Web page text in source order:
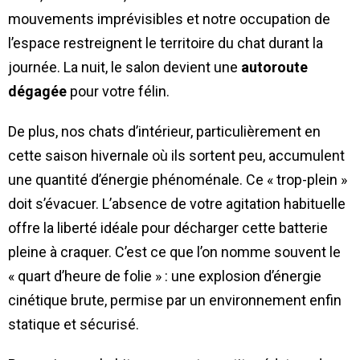
mouvements imprévisibles et notre occupation de
l’espace restreignent le territoire du chat durant la
journée. La nuit, le salon devient une autoroute
dégagée pour votre félin.
De plus, nos chats d’intérieur, particulièrement en
cette saison hivernale où ils sortent peu, accumulent
une quantité d’énergie phénoménale. Ce « trop-plein »
doit s’évacuer. L’absence de votre agitation habituelle
offre la liberté idéale pour décharger cette batterie
pleine à craquer. C’est ce que l’on nomme souvent le
« quart d’heure de folie » : une explosion d’énergie
cinétique brute, permise par un environnement enfin
statique et sécurisé.